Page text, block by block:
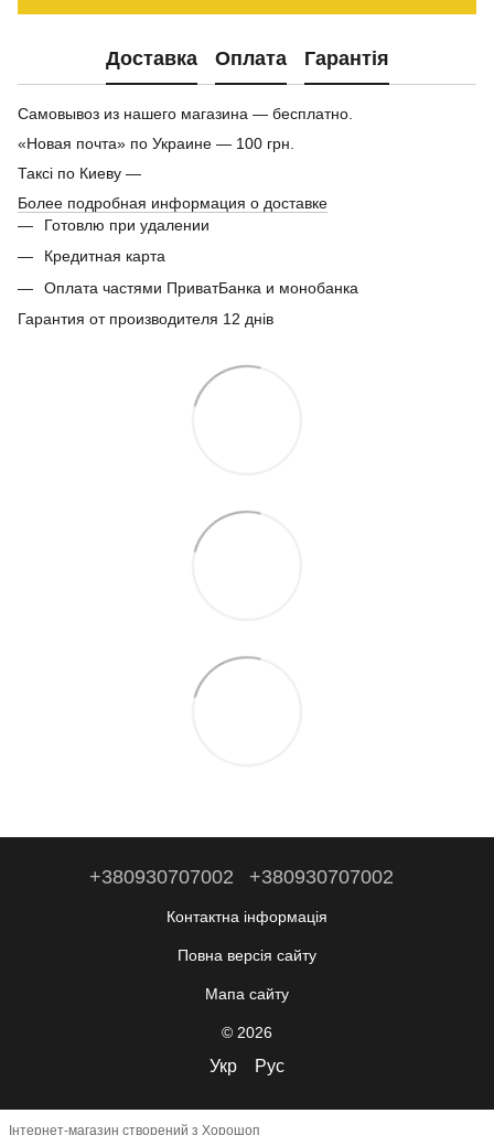
Доставка Оплата Гарантія
Самовывоз из нашего магазина — бесплатно.
«Новая почта» по Украине — 100 грн.
Таксі по Киеву —
Более подробная информация о доставке
Готовлю при удалении
Кредитная карта
Оплата частями ПриватБанка и монобанка
Гарантия от производителя 12 днів
+380930707002 +380930707002
Контактна інформація
Повна версія сайту
Мапа сайту
© 2026
Укр Рус
Інтернет-магазин створений з Хорошоп